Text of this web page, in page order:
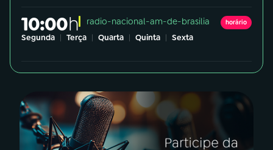
06VIDEOCASTS
08 FESTIVAL DE MÚSICA
ACOMPANHE A RÁDIO NACIONAL
10:00 radio-nacional-am-de-brasilia horário
Segunda | Terça | Quarta | Quinta | Sexta